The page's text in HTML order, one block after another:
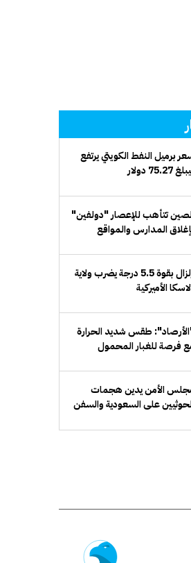
برميل النفط الكويتي يرتفع
75.27 دولار
تتأهب للإعصار "دولفين"
المدارس والمواقع
زلزال بقوة 5.5 درجة يضرب ولاية
الأميركية
طقس شديد الحرارة
فرصة للغبار المحمول
الأمن يدين هجمات
على السعودية والسفن